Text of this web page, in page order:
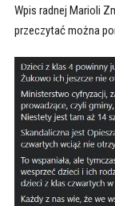
Wpis radnej Marioli
przeczytać można